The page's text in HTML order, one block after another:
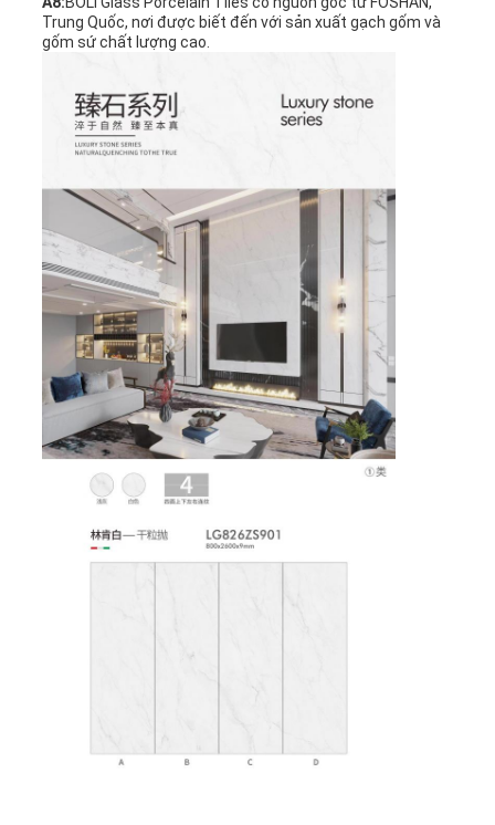
Trung Quốc, nơi được biết đến với sản xuất gạch gốm và
gốm sứ chất lượng cao.